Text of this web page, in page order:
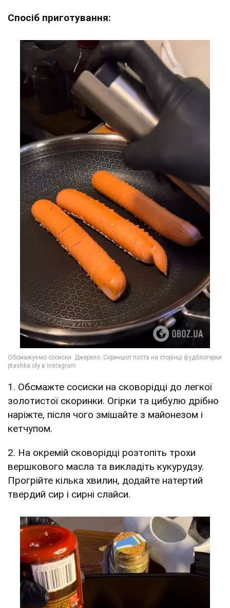
Спосіб приготування:
1. Обсмажте сосиски на сковорідці до легкої
золотистої скоринки. Огірки та цибулю дрібно
наріжте, після чого змішайте з майонезом і
кетчупом.
2. На окремій сковорідці розтопіть трохи
вершкового масла та викладіть кукурудзу.
Прогрійте кілька хвилин, додайте натертий
твердий сир і сирні слайси.